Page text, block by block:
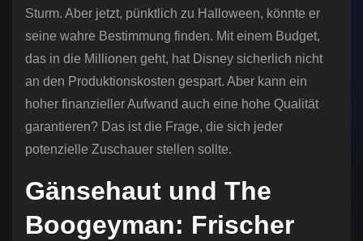
Sturm. Aber jetzt, pünktlich zu Halloween, könnte er
seine wahre Bestimmung finden. Mit einem Budget,
das in die Millionen geht, hat Disney sicherlich nicht
an den Produktionskosten gespart. Aber kann ein
hoher finanzieller Aufwand auch eine hohe Qualität
garantieren? Das ist die Frage, die sich jeder
potenzielle Zuschauer stellen sollte.
Gänsehaut und The
Boogeyman: Frischer